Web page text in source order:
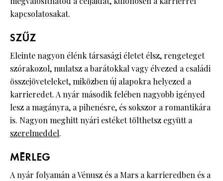
kapcsolatosakat.
SZŰZ
Eleinte nagyon élénk társasági életet élsz, rengeteget
szórakozol, mulatsz a barátokkal vagy élvezed a családi
összejöveteleket, miközben új alapokra helyezed a
karrieredet. A nyár második felében nagyobb igényed
lesz a magányra, a pihenésre, és sokszor a romantikára
is. Nagyon meghitt nyári estéket tölthetsz együtt a
szerelmeddel.
MÉRLEG
A nyár folyamán a Vénusz és a Mars a karrieredben és a